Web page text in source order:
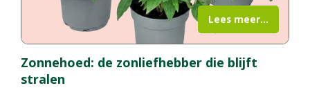
Zonnehoed: de zonliefhebber die blijft
stralen
Lees meer...